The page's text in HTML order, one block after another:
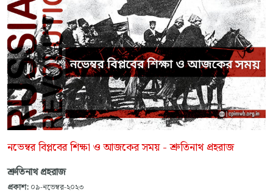
নভেম্বর বিপ্লবের শিক্ষা ও আজকের সময় - শ্রুতিনাথ প্রহরাজ
শ্রুতিনাথ প্রহরাজ
প্রকাশ: ০৯-নভেম্বর-২০২৩